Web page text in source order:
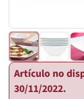
Artículo no
30/11/2022.